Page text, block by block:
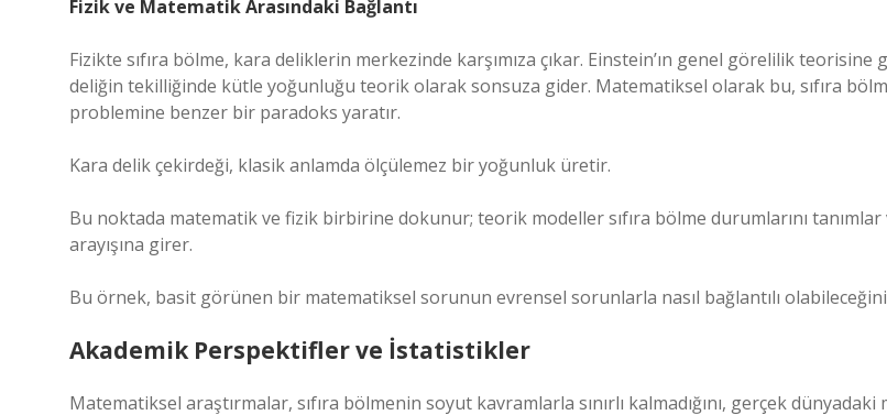
Fizik ve Matematik Arasındaki Bağlantı
Fizikte sıfıra bölme, kara deliklerin merkezinde karşımıza çıkar. Einstein’ın genel görelilik teorisine
deliğin tekilliğinde kütle yoğunluğu teorik olarak sonsuza gider. Matematiksel olarak bu, sıfıra
problemine benzer bir paradoks yaratır.
Kara delik çekirdeği, klasik anlamda ölçülemez bir yoğunluk üretir.
Bu noktada matematik ve fizik birbirine dokunur; teorik modeller sıfıra bölme durumlarını tanımlar
arayışına girer.
Bu örnek, basit görünen bir matematiksel sorunun evrensel sorunlarla nasıl bağlantılı
Akademik Perspektifler ve İstatistikler
Matematiksel araştırmalar, sıfıra bölmenin soyut kavramlarla sınırlı kalmadığını, gerçek dünyadaki